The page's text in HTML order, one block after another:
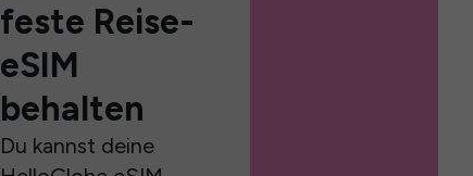
feste Reise-
eSIM
behalten
Du kannst deine